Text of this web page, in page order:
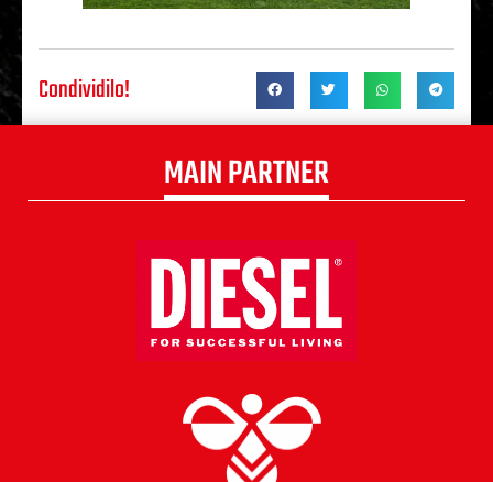
Condividilo!
MAIN PARTNER